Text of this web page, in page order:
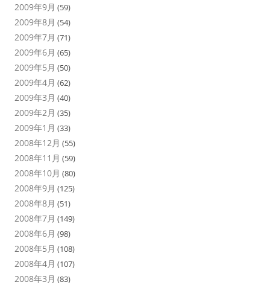
2009年9月 (59)
2009年8月 (54)
2009年7月 (71)
2009年6月 (65)
2009年5月 (50)
2009年4月 (62)
2009年3月 (40)
2009年2月 (35)
2009年1月 (33)
2008年12月 (55)
2008年11月 (59)
2008年10月 (80)
2008年9月 (125)
2008年8月 (51)
2008年7月 (149)
2008年6月 (98)
2008年5月 (108)
2008年4月 (107)
2008年3月 (83)